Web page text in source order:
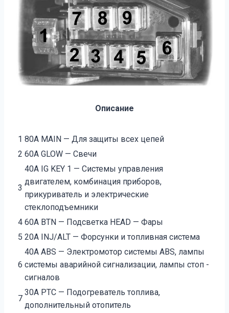
Описание
1 80А MAIN — Для защиты всех цепей
2 60А GLOW — Свечи
3
40А IG KEY 1 — Системы управления
двигателем, комбинация приборов,
прикуриватель и электрические
стеклоподъемники
4 60А BTN — Подсветка HEAD — Фары
5 20А INJ/ALT — Форсунки и топливная система
6
40А ABS — Электромотор системы ABS, лампы
системы аварийной сигнализации, лампы стоп ­
сигналов
7
30А PTC — Подогреватель топлива,
дополнительный отопитель